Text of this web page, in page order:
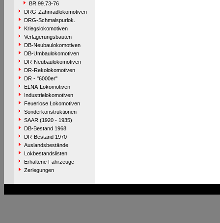
BR 99.73-76
DRG-Zahnradlokomotiven
DRG-Schmalspurlok.
Kriegslokomotiven
Verlagerungsbauten
DB-Neubaulokomotiven
DB-Umbaulokomotiven
DR-Neubaulokomotiven
DR-Rekolokomotiven
DR - "6000er"
ELNA-Lokomotiven
Industrielokomotiven
Feuerlose Lokomotiven
Sonderkonstruktionen
SAAR (1920 - 1935)
DB-Bestand 1968
DR-Bestand 1970
Auslandsbestände
Lokbestandslisten
Erhaltene Fahrzeuge
Zerlegungen